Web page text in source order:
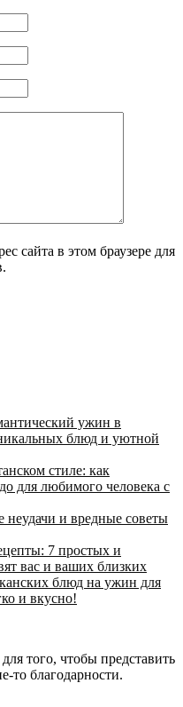
сайта в этом браузере для
ужин в
блюд и уютной
стиле: как
для любимого человека с
неудачи и вредные советы
7 простых и
вас и ваших близких
блюд на ужин для
и вкусно!
того, чтобы представить
то благодарности.